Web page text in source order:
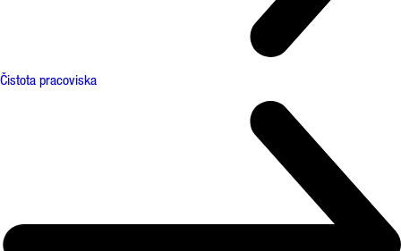
Čistota pracoviska